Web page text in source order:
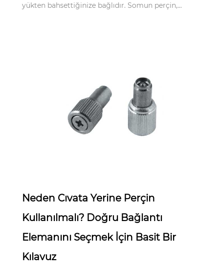
yükten bahsettiğinize bağlıdır. Somun perçin,...
Neden Cıvata Yerine Perçin
Kullanılmalı? Doğru Bağlantı
Elemanını Seçmek İçin Basit Bir
Kılavuz